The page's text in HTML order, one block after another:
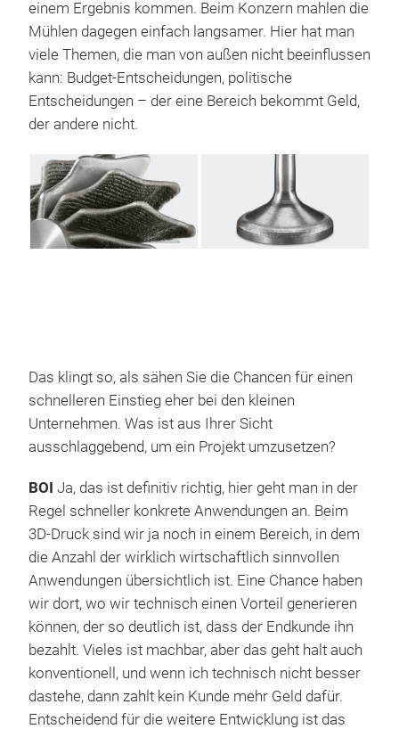
einem Ergebnis kommen. Beim Konzern mahlen die
Mühlen dagegen einfach langsamer. Hier hat man
viele Themen, die man von außen nicht beeinflussen
kann: Budget-Entscheidungen, politische
Entscheidungen – der eine Bereich bekommt Geld,
der andere nicht.
Das klingt so, als sähen Sie die Chancen für einen
schnelleren Einstieg eher bei den kleinen
Unternehmen. Was ist aus Ihrer Sicht
ausschlaggebend, um ein Projekt umzusetzen?
BOI Ja, das ist definitiv richtig, hier geht man in der
Regel schneller konkrete Anwendungen an. Beim
3D-Druck sind wir ja noch in einem Bereich, in dem
die Anzahl der wirklich wirtschaftlich sinnvollen
Anwendungen übersichtlich ist. Eine Chance haben
wir dort, wo wir technisch einen Vorteil generieren
können, der so deutlich ist, dass der Endkunde ihn
bezahlt. Vieles ist machbar, aber das geht halt auch
konventionell, und wenn ich technisch nicht besser
dastehe, dann zahlt kein Kunde mehr Geld dafür.
Entscheidend für die weitere Entwicklung ist das